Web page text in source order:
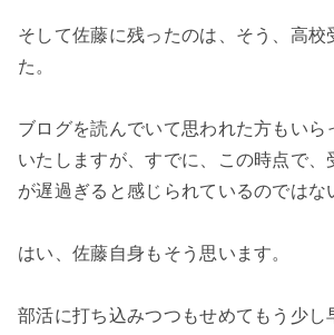
そして佐藤に残ったのは、そう、高校
た。
ブログを読んでいて思われた方もいら
いたしますが、すでに、この時点で、
が遅過ぎると感じられているのではな
はい、佐藤自身もそう思います。
部活に打ち込みつつもせめてもう少し